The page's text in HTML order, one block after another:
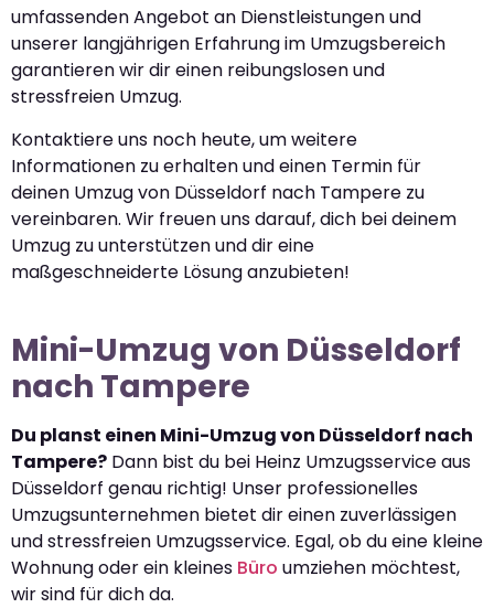
umfassenden Angebot an Dienstleistungen und
unserer langjährigen Erfahrung im Umzugsbereich
garantieren wir dir einen reibungslosen und
stressfreien Umzug.
Kontaktiere uns noch heute, um weitere
Informationen zu erhalten und einen Termin für
deinen Umzug von Düsseldorf nach Tampere zu
vereinbaren. Wir freuen uns darauf, dich bei deinem
Umzug zu unterstützen und dir eine
maßgeschneiderte Lösung anzubieten!
Mini-Umzug von Düsseldorf
nach Tampere
Du planst einen Mini-Umzug von Düsseldorf nach
Tampere? Dann bist du bei Heinz Umzugsservice aus
Düsseldorf genau richtig! Unser professionelles
Umzugsunternehmen bietet dir einen zuverlässigen
und stressfreien Umzugsservice. Egal, ob du eine kleine
Wohnung oder ein kleines Büro umziehen möchtest,
wir sind für dich da.